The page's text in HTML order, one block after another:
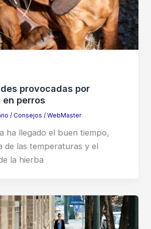
provocadas por
perros
/ Consejos / WebMaster
ha llegado el buen tiempo,
de las temperaturas y el
la hierba